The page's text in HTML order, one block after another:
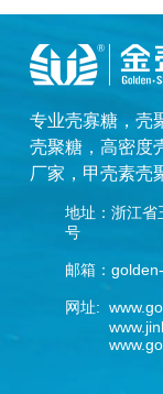
专业壳寡糖， 壳
壳聚糖， 高密度
厂家 ， 甲壳素壳
地址：浙江省
号
邮箱：
网址: